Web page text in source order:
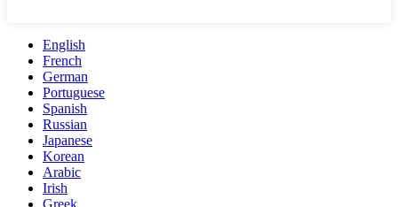
English
French
German
Portuguese
Spanish
Russian
Japanese
Korean
Arabic
Irish